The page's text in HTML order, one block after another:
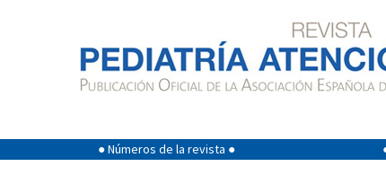
● Números de la revista ●